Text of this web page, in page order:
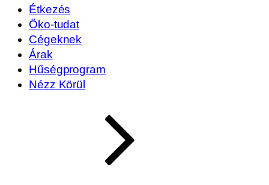
Étkezés
Öko-tudat
Cégeknek
Árak
Hűségprogram
Nézz Körül